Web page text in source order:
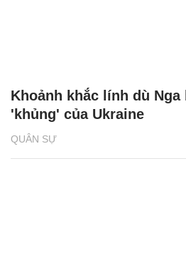
QUÂN SỰ
Khoảnh khắc lính dù Nga
'khủng' của Ukraine